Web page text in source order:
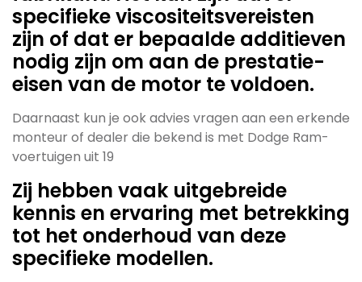
specifieke viscositeitsvereisten
zijn of dat er bepaalde additieven
nodig zijn om aan de prestatie-
eisen van de motor te voldoen.
Daarnaast kun je ook advies vragen aan een erkende
monteur of dealer die bekend is met Dodge Ram-
voertuigen uit 19
Zij hebben vaak uitgebreide
kennis en ervaring met betrekking
tot het onderhoud van deze
specifieke modellen.